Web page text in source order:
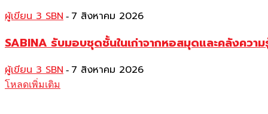
ผู้เขียน 3 SBN - 7 สิงหาคม 2026
SABINA รับมอบชุดชั้นในเก่าจากหอสมุดและคลังควา
ผู้เขียน 3 SBN - 7 สิงหาคม 2026
โหลดเพิ่มเติม